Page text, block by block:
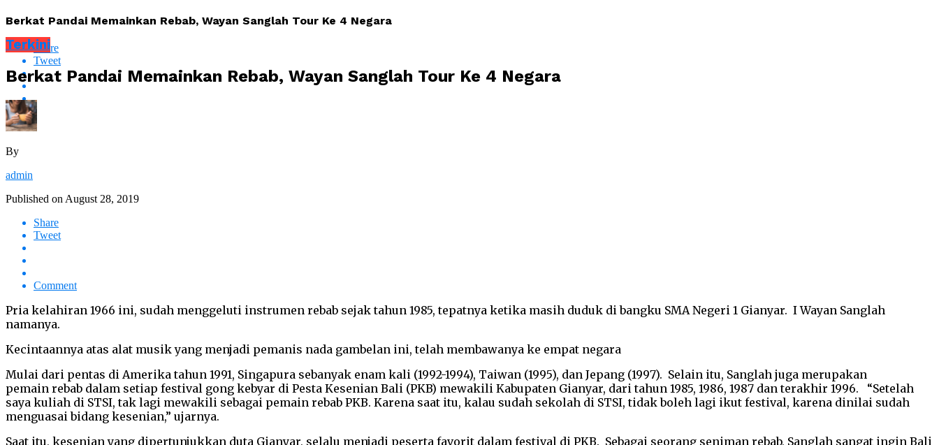
Berkat Pandai Memainkan Rebab, Wayan Sanglah Tour Ke 4 Negara
Share
Tweet
Terkini
Berkat Pandai Memainkan Rebab, Wayan Sanglah Tour Ke 4 Negara
By
admin
Published on August 28, 2019
Share
Tweet
Comment
Pria kelahiran 1966 ini, sudah menggeluti instrumen rebab sejak tahun 1985, tepatnya ketika masih duduk di bangku SMA Negeri 1 Gianyar. I Wayan Sanglah
namanya.
Kecintaannya atas alat musik yang menjadi pemanis nada gambelan ini, telah membawanya ke empat negara
Mulai dari pentas di Amerika tahun 1991, Singapura sebanyak enam kali (1992-1994), Taiwan (1995), dan Jepang (1997). Selain itu, Sanglah juga merupakan
pemain rebab dalam setiap festival gong kebyar di Pesta Kesenian Bali (PKB) mewakili Kabupaten Gianyar, dari tahun 1985, 1986, 1987 dan terakhir 1996. “Setelah
saya kuliah di STSI, tak lagi mewakili sebagai pemain rebab PKB. Karena saat itu, kalau sudah sekolah di STSI, tidak boleh lagi ikut festival, karena dinilai sudah
menguasai bidang kesenian,” ujarnya.
Saat itu, kesenian yang dipertunjukkan duta Gianyar, selalu menjadi peserta favorit dalam festival di PKB. Sebagai seorang seniman rebab, Sanglah sangat ingin Bali